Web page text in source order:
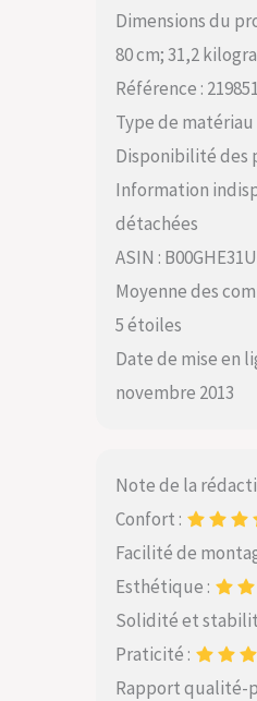
Dimensions du
80 cm; 31,2
Référence : 219851
Type de matériau
Disponibilité des
Information
détachées
ASIN :
Moyenne des
5 étoiles
Date de mise en
novembre 2013
Note de la
Confort :
Facilité de
Esthétique :
Solidité et
Praticité :
Rapport qualité-